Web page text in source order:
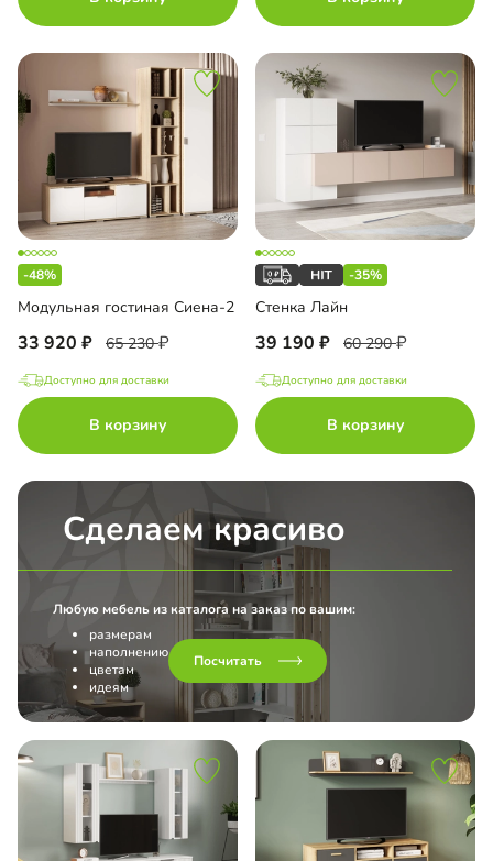
-48%
Модульная гостиная Сиена-2
33 920 65 230
Доступно для доставки
В корзину
-35%
Стенка Лайн
39 190 60 290
Доступно для доставки
В корзину
Сделаем красиво
Любую мебель из каталога на заказ по вашим:
размерам
наполнению
цветам
идеям
Посчитать